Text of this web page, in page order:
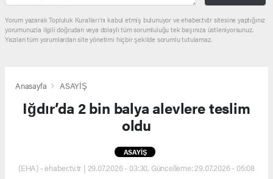
Yorum yazarak Topluluk Kuralları’nı kabul etmiş bulunuyor ve ehaber.tv.tr sitesine yaptığınız
yorumunuzla ilgili doğrudan veya dolaylı tüm sorumluluğu tek başınıza üstleniyorsunuz.
Yazılan tüm yorumlardan site yönetimi hiçbir şekilde sorumlu tutulamaz.
Anasayfa ASAYİŞ
Iğdır’da 2 bin balya alevlere teslim
oldu
ASAYİŞ
(EHA) - ehaber.tv.tr | 29.07.2026 - 03:30, Güncelleme: 29.07.2026 - 05:08